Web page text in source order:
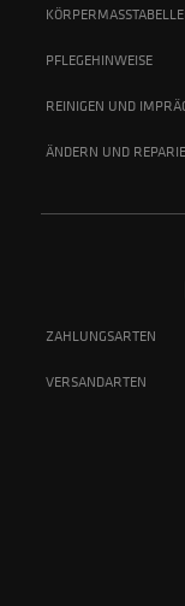
PFLEGEHINWEISE
REINIGEN UND
ÄNDERN UND
ZAHLUNGSARTEN
VERSANDARTEN